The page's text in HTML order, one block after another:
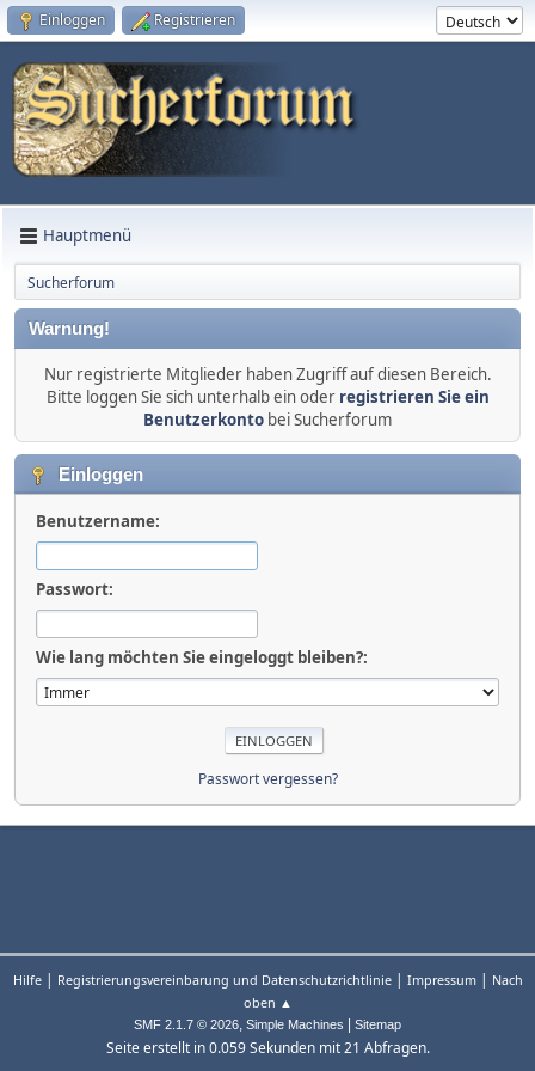
Einloggen Registrieren
Hauptmenü
Sucherforum
Warnung!
Nur registrierte Mitglieder haben Zugriff auf diesen Bereich.
Bitte loggen Sie sich unterhalb ein oder registrieren Sie ein
Benutzerkonto bei Sucherforum
Einloggen
Benutzername:
Passwort:
Wie lang möchten Sie eingeloggt bleiben?:
Passwort vergessen?
Hilfe| Registrierungsvereinbarung und Datenschutzrichtlinie| Impressum| Nach
oben ▲
SMF 2.1.7 © 2026, Simple Machines Sitemap
Seite erstellt in 0.059 Sekunden mit 21 Abfragen.